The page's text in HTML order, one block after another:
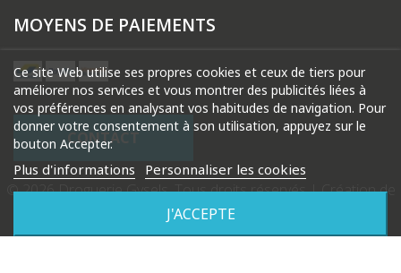
Ce site Web utilise ses propres cookies et ceux de tiers pour
améliorer nos services et vous montrer des publicités liées à
vos préférences en analysant vos habitudes de navigation. Pour
donner votre consentement à son utilisation, appuyez sur le
bouton Accepter.
Plus d'informations Personnaliser les cookies
J'ACCEPTE
MOYENS DE PAIEMENTS
CONTACT
© 2026 Droguerie Gysels. Tous droits réservés |Création de
site internet Produweb™